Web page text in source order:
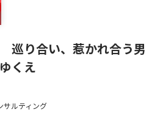
巡り合い、惹かれ合う男
くえ
サルティング